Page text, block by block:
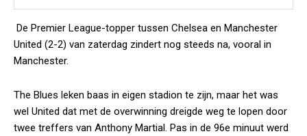
De Premier League-topper tussen Chelsea en Manchester
United (2-2) van zaterdag zindert nog steeds na, vooral in
Manchester.
The Blues leken baas in eigen stadion te zijn, maar het was
wel United dat met de overwinning dreigde weg te lopen door
twee treffers van Anthony Martial. Pas in de 96e minuut werd